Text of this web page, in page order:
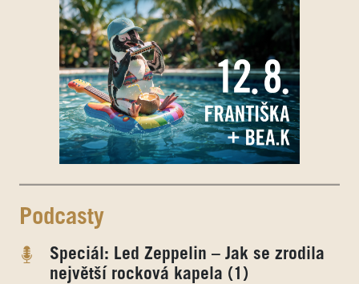
Podcasty
Speciál: Led Zeppelin – Jak se zrodila
největší rocková kapela (1)